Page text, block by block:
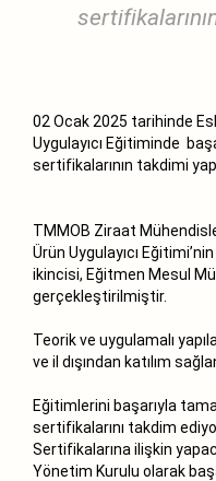
02 Ocak 2025 tarihinde
Uygulayıcı Eğitiminde
sertifikalarının takdimi
TMMOB Ziraat
Ürün Uygulayıcı
ikincisi, Eğitmen Mesul
gerçekleştirilmiştir.
Teorik ve uygulamalı
ve il dışından katılım
Eğitimlerini başarıyla
sertifikalarını takdim
Sertifikalarına ilişkin
Yönetim Kurulu olarak